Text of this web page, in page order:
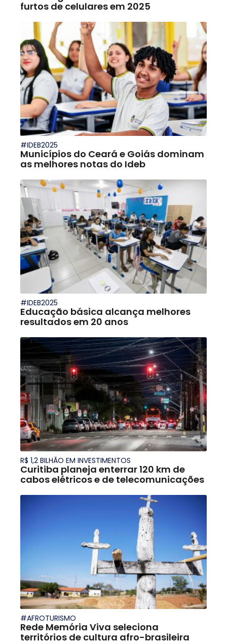
furtos de celulares em 2025
#IDEB2025
Municípios do Ceará e Goiás dominam
as melhores notas do Ideb
#IDEB2025
Educação básica alcança melhores
resultados em 20 anos
R$ 1,2 BILHÃO EM INVESTIMENTOS
Curitiba planeja enterrar 120 km de
cabos elétricos e de telecomunicações
#AFROTURISMO
Rede Memória Viva seleciona
territórios de cultura afro-brasileira